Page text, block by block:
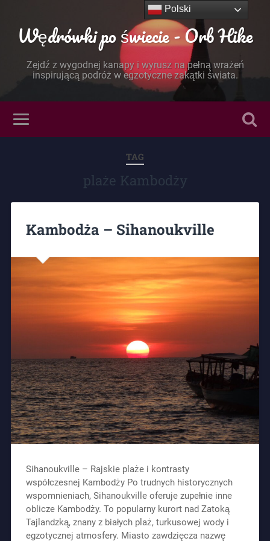
Wędrówki po świecie - Orb Hike
Zejdź z wygodnej kanapy i wyrusz na pełną wrażeń
inspirującą podróż w egzotyczne zakątki świata.
TAG
plaże Kambodży
Kambodża – Sihanoukville
Sihanoukville – Rajskie plaże i kontrasty
współczesnej Kambodży Po trudnych historycznych
wspomnieniach, Sihanoukville oferuje zupełnie inne
oblicze Kambodży. To popularny kurort nad Zatoką
Tajlandzką, znany z białych plaż, turkusowej wody i
egzotycznej atmosfery. Miasto zawdzięcza nazwę
Polski